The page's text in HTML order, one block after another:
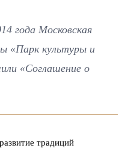
года Московская
«Парк культуры и
«Соглашение о
традиций